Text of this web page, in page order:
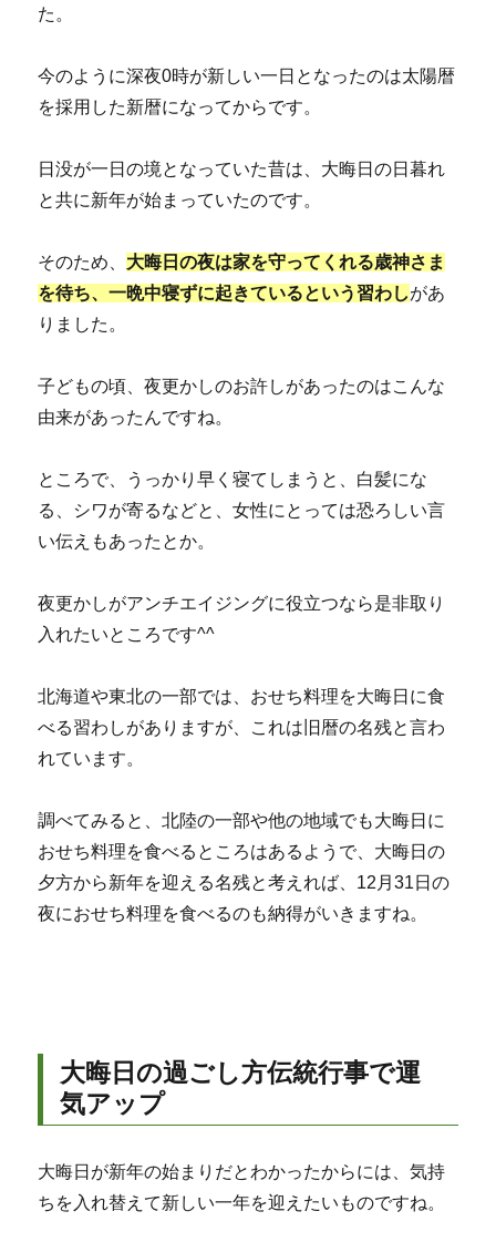
た。
今のように深夜0時が新しい一日となったのは太陽暦
を採用した新暦になってからです。
日没が一日の境となっていた昔は、大晦日の日暮れ
と共に新年が始まっていたのです。
そのため、 大晦日の夜は家を守ってくれる歳神さま
を待ち、一晩中寝ずに起きているという習わしがあ
りました。
子どもの頃、夜更かしのお許しがあったのはこんな
由来があったんですね。
ところで、うっかり早く寝てしまうと、白髪にな
る、シワが寄るなどと、女性にとっては恐ろしい言
い伝えもあったとか。
夜更かしがアンチエイジングに役立つなら是非取り
入れたいところです^^
北海道や東北の一部では、おせち料理を大晦日に食
べる習わしがありますが、これは旧暦の名残と言わ
れています。
調べてみると、北陸の一部や他の地域でも大晦日に
おせち料理を食べるところはあるようで、大晦日の
夕方から新年を迎える名残と考えれば、12月31日の
夜におせち料理を食べるのも納得がいきますね。
大晦日の過ごし方伝統行事で運
気アップ
大晦日が新年の始まりだとわかったからには、気持
ちを入れ替えて新しい一年を迎えたいものですね。